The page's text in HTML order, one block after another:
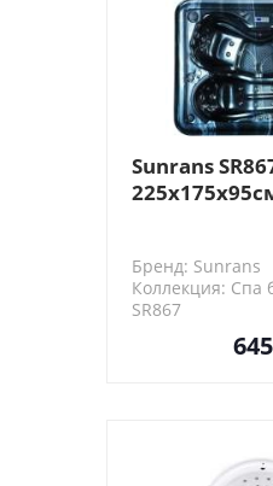
Sunrans
Бренд: Sunrans
Коллекция: Спа
SR867